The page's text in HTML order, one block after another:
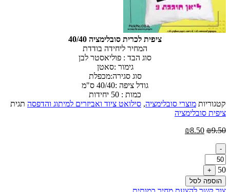
ציפית לכרית סובלימציה 40/40
המחיר ליחידה בודדת
סוג הבד : פוליאסטר לבן
גימור :סאטן
סוג סגירה:מכפלת
גודל ציפה :40/40 ס"מ
כמות : 50 יחידות
קטגוריות מוצרי סובלימציה, סילואט ציוד ואביזרים למיתוג והדפסה תגית
ציפית סובלימציה
₪9.50
המחיר
₪8.50
Quantity
-
50
+
הוספה לסל